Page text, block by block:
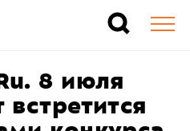
8 июля